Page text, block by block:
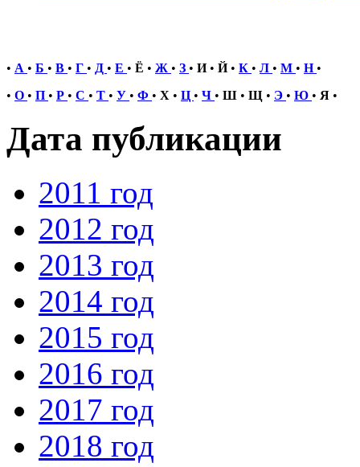
• А • Б • В • Г • Д • Е • Ё • Ж • З • И • Й • К • Л • М • Н •
• О • П • Р • С • Т • У • Ф • Х • Ц • Ч • Ш • Щ • Э • Ю • Я •
Дата публикации
2011 год
2012 год
2013 год
2014 год
2015 год
2016 год
2017 год
2018 год